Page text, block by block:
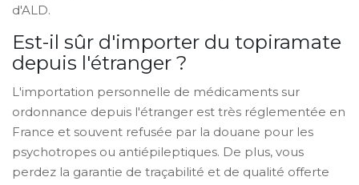
d'ALD.
Est-il sûr d'importer du topiramate
depuis l'étranger ?
L'importation personnelle de médicaments sur
ordonnance depuis l'étranger est très réglementée en
France et souvent refusée par la douane pour les
psychotropes ou antiépileptiques. De plus, vous
perdez la garantie de traçabilité et de qualité offerte